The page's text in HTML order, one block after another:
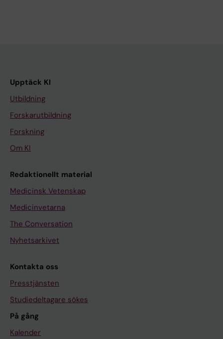
Upptäck KI
Utbildning
Forskarutbildning
Forskning
Om KI
Redaktionellt material
Medicinsk Vetenskap
Medicinvetarna
The Conversation
Nyhetsarkivet
Kontakta oss
Presstjänsten
Studiedeltagare sökes
På gång
Kalender